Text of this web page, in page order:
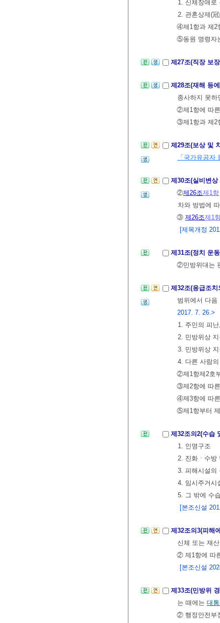
1. 신체장애로
2. 관혼상제(
④제1항과 제2
⑤동원 명령자
제27조(직장 보
제28조(재해 등
종사하지 못
②제1항에 따
③제1항과 제2
제29조(보상 및
「국가유공
제30조(실비변
②제26조제1항
차와 방법에
③ 제26조제1
[제목개정
제31조(정치 운
②민방위대는
제32조(응급조
범위에서 다
2017. 7. 26.>
1. 주민의 피
2. 민방위상
3. 민방위상
4. 다른 사람
②제1항제2호
③제2항에 따
④제3항에 따
⑤제1항부터
제32조의2(수습
1. 인명구조
2. 진화ㆍ수방
3. 피해시설의
4. 임시주거시
5. 그 밖에 수
[본조신설
제32조의3(피해
신체 또는 재
② 제1항에 따
[본조신설
제33조(민방위
는 때에는 대
② 행정안전부